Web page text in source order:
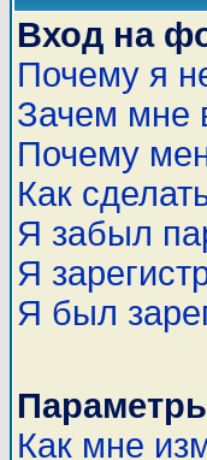
Вход на
Почему я
Зачем мне
Почему
Как
Я забыл
Я
Я был
Как мне